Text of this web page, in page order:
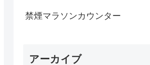
禁煙マラソンカウンター
アーカイブ